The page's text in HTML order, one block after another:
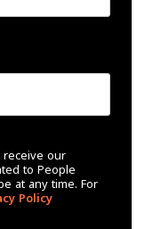
receive our
to People
at any time. For
Policy